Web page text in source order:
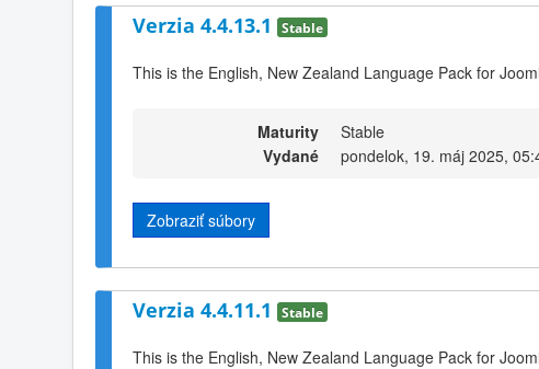
Verzia 4.4.13.1 Stable
This is the English, New Zealand Language Pack for
Maturity
Stable
Vydané
pondelok, 19. máj 2025,
Zobraziť súbory
Verzia 4.4.11.1 Stable
This is the English, New Zealand Language Pack for